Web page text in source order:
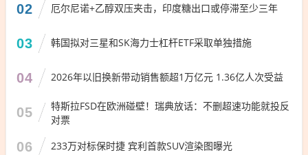
02 厄尔尼诺+乙醇双压夹击，印度糖出口或停滞至少三年
03 韩国拟对三星和SK海力士杠杆ETF采取单独措施
04 2026年以旧换新带动销售额超1万亿元 1.36亿人次受益
05
特斯拉FSD在欧洲碰壁！瑞典放话：不删超速功能就投反
对票
06 233万对标保时捷 宾利首款SUV渲染图曝光